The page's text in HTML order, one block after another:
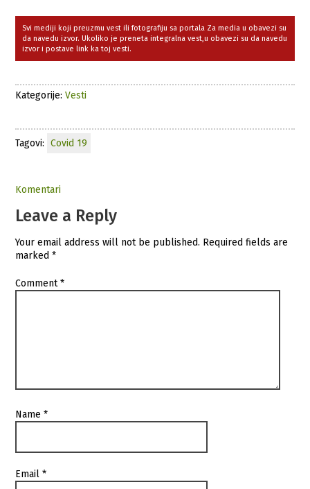
Svi mediji koji preuzmu vest ili fotografiju sa portala Za media u obavezi su
da navedu izvor. Ukoliko je preneta integralna vest,u obavezi su da navedu
izvor i postave link ka toj vesti.
Kategorije:Vesti
Tagovi: Covid 19
Komentari
Leave a Reply
Your email address will not be published. Required fields are
marked*
Comment*
Name*
Email*